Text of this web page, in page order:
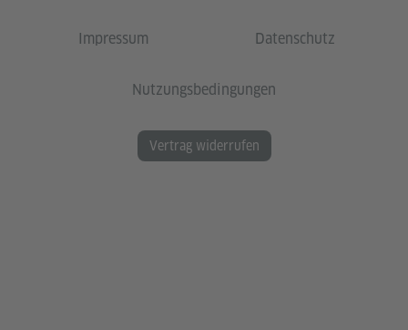
Impressum Datenschutz
Nutzungsbedingungen
Vertrag widerrufen